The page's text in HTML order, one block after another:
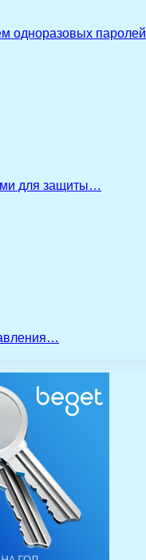
одноразовых паролей
для защиты…